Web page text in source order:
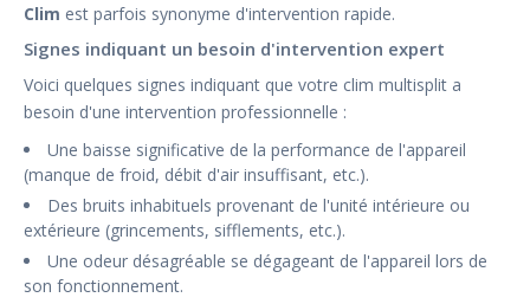
Clim est parfois synonyme d'intervention rapide.
Signes indiquant un besoin d'intervention expert
Voici quelques signes indiquant que votre clim multisplit a
besoin d'une intervention professionnelle :
Une baisse significative de la performance de l'appareil
(manque de froid, débit d'air insuffisant, etc.).
Des bruits inhabituels provenant de l'unité intérieure ou
extérieure (grincements, sifflements, etc.).
Une odeur désagréable se dégageant de l'appareil lors de
son fonctionnement.